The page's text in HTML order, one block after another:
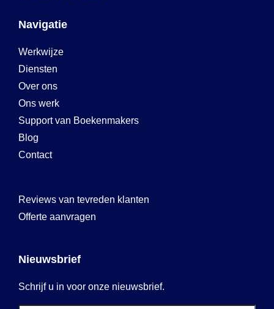
Navigatie
Werkwijze
Diensten
Over ons
Ons werk
Support van Boekenmakers
Blog
Contact
Reviews van tevreden klanten
Offerte aanvragen
Nieuwsbrief
Schrijf u in voor onze nieuwsbrief.